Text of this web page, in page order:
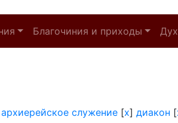
Благочиния и приходы
архиерейское служение [x] диакон [